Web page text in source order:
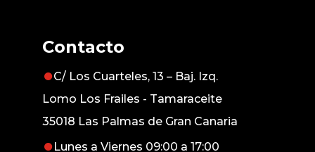
Contacto
C/ Los Cuarteles, 13 – Baj. Izq.
Lomo Los Frailes - Tamaraceite
35018 Las Palmas de Gran Canaria
Lunes a Viernes 09:00 a 17:00